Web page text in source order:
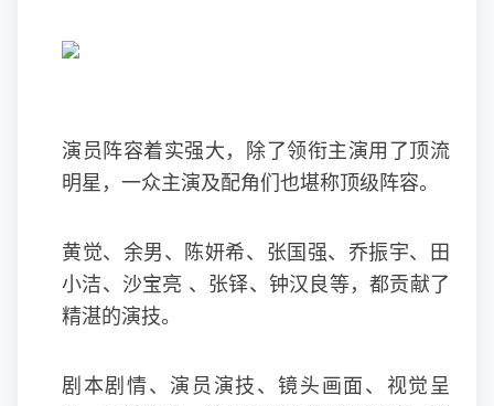
演员阵容着实强大，除了领衔主演用了顶流
明星，一众主演及配角们也堪称顶级阵容。
黄觉、余男、陈妍希、张国强、乔振宇、田
小洁、沙宝亮 、张铎、钟汉良等，都贡献了
精湛的演技。
剧本剧情、演员演技、镜头画面、视觉呈